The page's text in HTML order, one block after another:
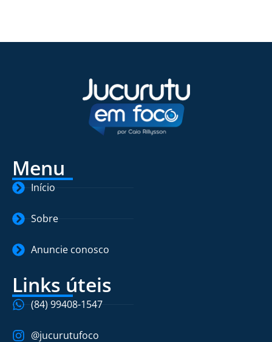
Menu
Início
Sobre
Anuncie conosco
Links úteis
(84) 99408-1547
@jucurutufoco